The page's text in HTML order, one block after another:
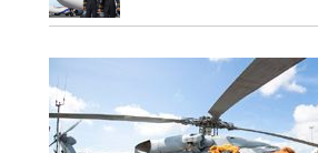
SİNGAPUR AIRSHOW-2020